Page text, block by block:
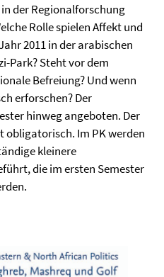
der Regionalforschung
Rolle spielen Affekt und
2011 in der arabischen
Park? Steht vor dem
Befreiung? Und wenn
erforschen? Der
hinweg angeboten. Der
obligatorisch. Im PK werden
kleinere
die im ersten Semester